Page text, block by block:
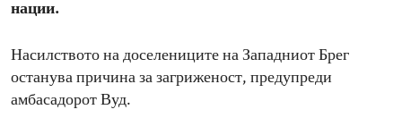
нации.
Насилството на доселениците на Западниот Брег
останува причина за загриженост, предупреди
амбасадорот Вуд.